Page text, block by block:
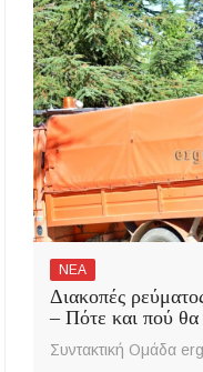
ΝΕΑ
Διακοπές
– Πότε και πού
Συντακτική Ομάδα